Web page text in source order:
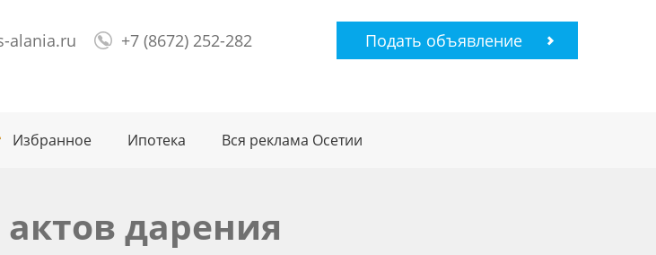
alania.ru +7 (8672) 252-282 Подать объявление
Избранное Ипотека Вся реклама Осетии
дарения